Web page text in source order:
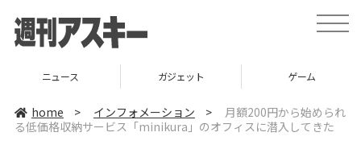
t
o
v
i
ニュース ガジェット ゲーム
home > インフォメーション >
月額200円から始められ
る低価格収納サービス「minikura」のオフィスに潜入してきた